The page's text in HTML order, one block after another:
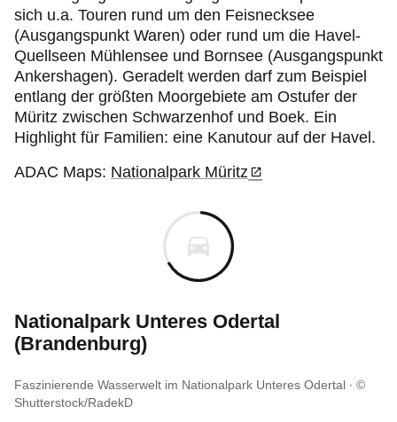
sich u.a. Touren rund um den Feisnecksee
(Ausgangspunkt Waren) oder rund um die Havel-
Quellseen Mühlensee und Bornsee (Ausgangspunkt
Ankershagen). Geradelt werden darf zum Beispiel
entlang der größten Moorgebiete am Ostufer der
Müritz zwischen Schwarzenhof und Boek. Ein
Highlight für Familien: eine Kanutour auf der Havel.
ADAC Maps: Nationalpark Müritz
Nationalpark Unteres Odertal
(Brandenburg)
Faszinierende Wasserwelt im Nationalpark Unteres Odertal
©
Shutterstock/RadekD